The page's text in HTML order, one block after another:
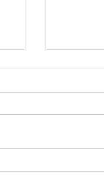
termine